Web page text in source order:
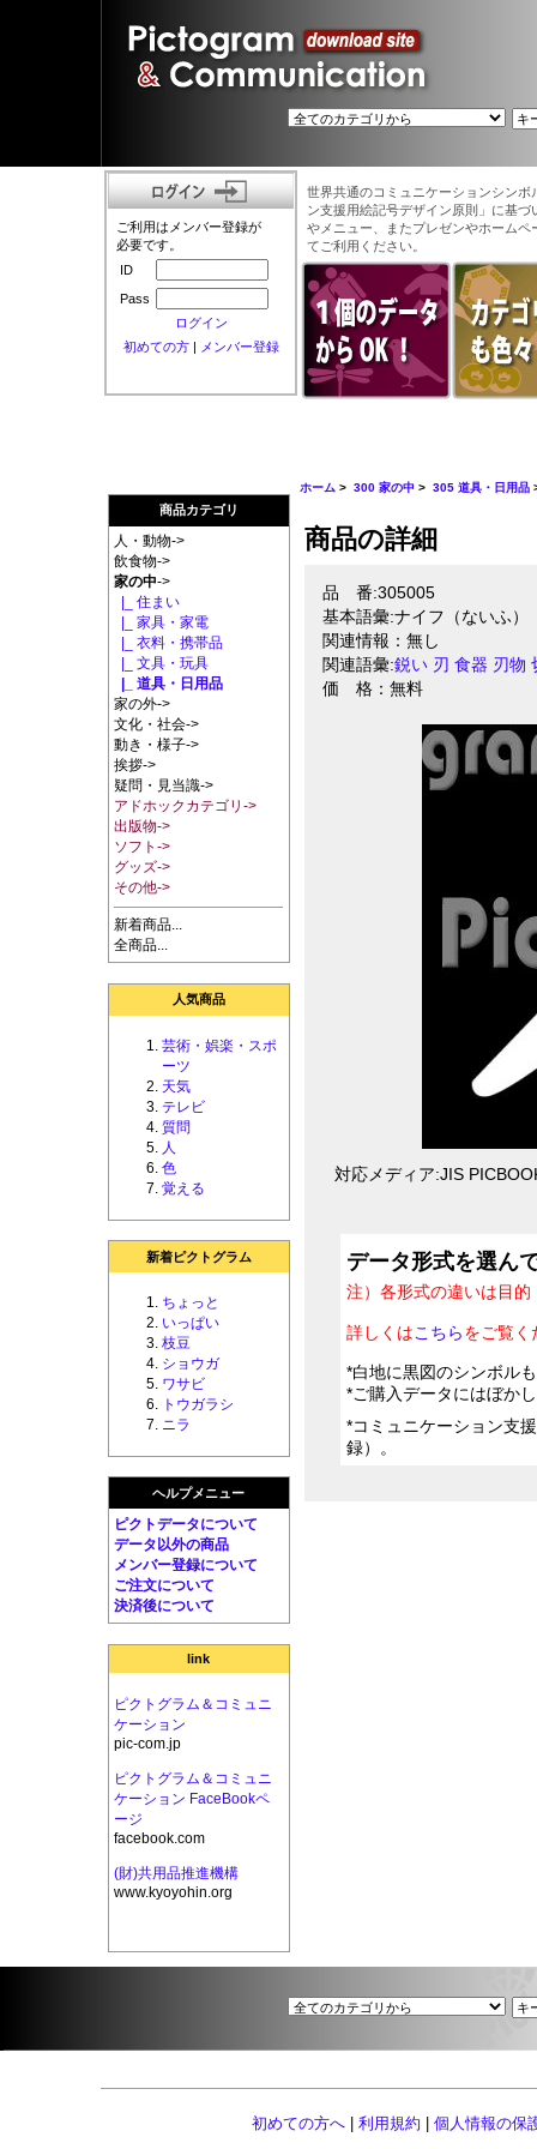
ご利用はメンバー登録が
必要です。
ID
Pass
ログイン
初めての方| メンバー登録
世界共通のコミュニケーションシン
ン支援用絵記号デザイン原則」に基
やメニュー、またプレゼンやホーム
てご利用ください。
商品カテゴリ
人・動物->
飲食物->
家の中->
|_ 住まい
|_ 家具・家電
|_ 衣料・携帯品
|_ 文具・玩具
|_ 道具・日用品
家の外->
文化・社会->
動き・様子->
挨拶->
疑問・見当識->
アドホックカテゴリ->
出版物->
ソフト->
グッズ->
その他->
新着商品...
全商品...
人気商品
芸術・娯楽・スポ
ーツ
天気
テレビ
質問
人
色
覚える
新着ピクトグラム
ちょっと
いっぱい
枝豆
ショウガ
ワサビ
トウガラシ
ニラ
ヘルプメニュー
ピクトデータについて
データ以外の商品
メンバー登録について
ご注文について
決済後について
link
ピクトグラム＆コミュニ
ケーション
pic-com.jp
ピクトグラム＆コミュニ
ケーション FaceBookペ
ージ
facebook.com
(財)共用品推進機構
www.kyoyohin.org
ホーム >300 家の中 >305 道具・日用品
商品の詳細
品 番:305005
基本語彙:ナイフ（ないふ）
関連情報：無し
関連語彙:鋭い 刃 食器 刃物
価 格：無料
対応メディア:JIS
データ形式を選ん
注）各形式の違いは目
詳しくはこちらをご覧く
*白地に黒図のシンボル
*ご購入データにはぼか
*コミュニケーション支
録）。
初めての方へ 利用規約 個人情報の保